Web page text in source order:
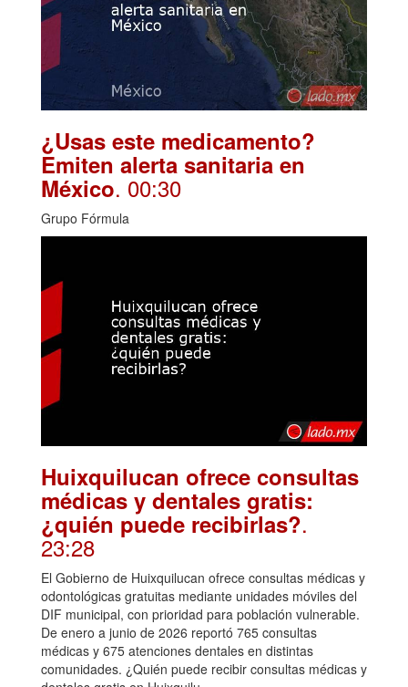
¿Usas este medicamento?
Emiten alerta sanitaria en
México. 00:30
Grupo Fórmula
Huixquilucan ofrece consultas
médicas y dentales gratis:
¿quién puede recibirlas?.
23:28
El Gobierno de Huixquilucan ofrece consultas médicas y
odontológicas gratuitas mediante unidades móviles del
DIF municipal, con prioridad para población vulnerable.
De enero a junio de 2026 reportó 765 consultas
médicas y 675 atenciones dentales en distintas
comunidades. ¿Quién puede recibir consultas médicas y